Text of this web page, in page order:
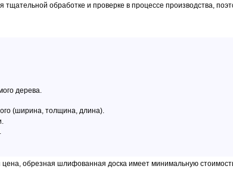
обработке и проверке в процессе производства,
дерева.
(ширина, толщина, длина).
цена, обрезная шлифованная доска имеет минимальную